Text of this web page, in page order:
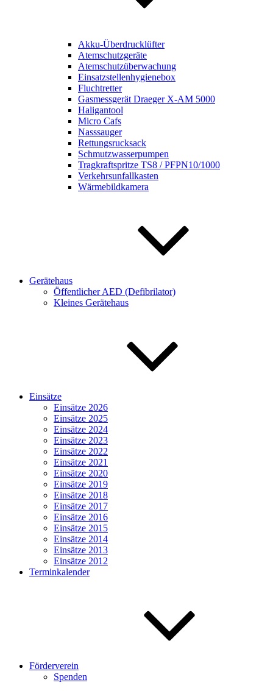
Akku-Überdrucklüfter
Atemschutzgeräte
Atemschutzüberwachung
Einsatzstellenhygienebox
Fluchtretter
Gasmessgerät Draeger X-AM 5000
Haligantool
Micro Cafs
Nasssauger
Rettungsrucksack
Schmutzwasserpumpen
Tragkraftspritze TS8 / PFPN10/1000
Verkehrsunfallkasten
Wärmebildkamera
Gerätehaus
Öffentlicher AED (Defibrilator)
Kleines Gerätehaus
Einsätze
Einsätze 2026
Einsätze 2025
Einsätze 2024
Einsätze 2023
Einsätze 2022
Einsätze 2021
Einsätze 2020
Einsätze 2019
Einsätze 2018
Einsätze 2017
Einsätze 2016
Einsätze 2015
Einsätze 2014
Einsätze 2013
Einsätze 2012
Terminkalender
Förderverein
Spenden